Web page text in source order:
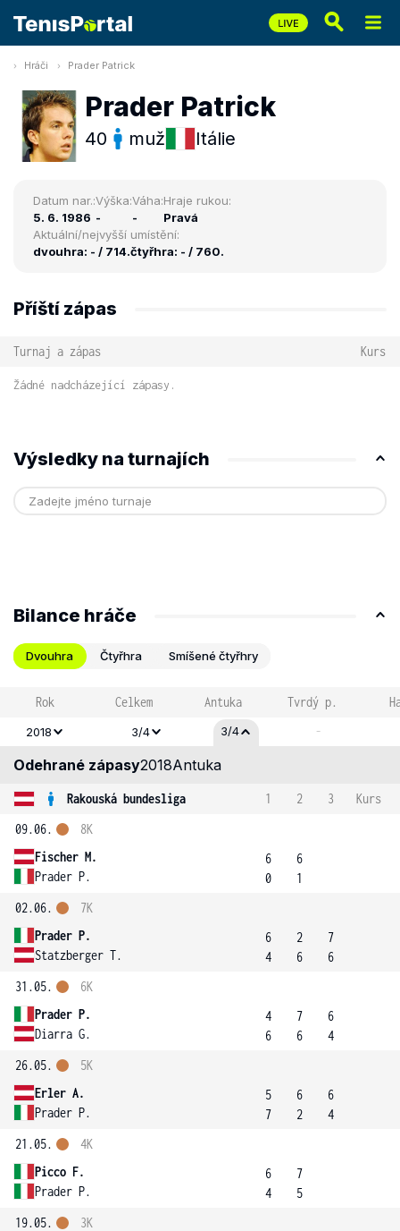
Hráči Prader Patrick
Prader Patrick
40 muž Itálie
Datum nar.:
5. 6. 1986
Výška:
-
Váha:
-
Hraje rukou:
Pravá
Aktuální/nejvyšší umístění:
dvouhra: - / 714.čtyřhra: - / 760.
Příští zápas
Turnaj a zápas Kurs
Žádné nadcházející zápasy.
Výsledky na turnajích
Bilance hráče
Dvouhra Čtyřhra Smíšené čtyřhry
Rok Celkem Antuka Tvrdý p.
2018 3/4 3/4 -
Odehrané zápasy2018Antuka
Rakouská bundesliga 1 2 3
Kurs
09.06.
Fischer M.
Prader P.
8K
6
0
6
1
02.06.
Prader P.
Statzberger T.
7K
6
4
2
6
7
6
31.05.
Prader P.
Diarra G.
6K
4
6
7
6
6
4
26.05.
Erler A.
Prader P.
5K
5
7
6
2
6
4
21.05.
Picco F.
Prader P.
4K
6
4
7
5
19.05.
3K